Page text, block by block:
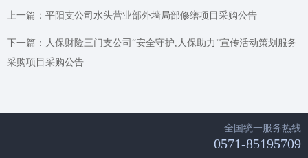
上一篇： 平阳支公司水头营业部外墙局部修缮项目采购公告
下一篇： 人保财险三门支公司“安全守护,人保助力”宣传活动策划服务
采购项目采购公告
全国统一服务热线
0571-85195709